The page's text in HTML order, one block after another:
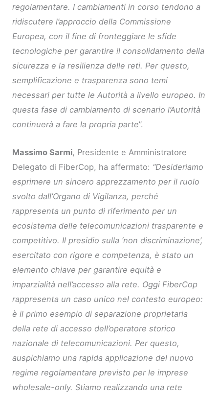
regolamentare. I cambiamenti in corso tendono a
ridiscutere l’approccio della Commissione
Europea, con il fine di fronteggiare le sfide
tecnologiche per garantire il consolidamento della
sicurezza e la resilienza delle reti. Per questo,
semplificazione e trasparenza sono temi
necessari per tutte le Autorità a livello europeo. In
questa fase di cambiamento di scenario l’Autorità
continuerà a fare la propria parte”.
Massimo Sarmi, Presidente e Amministratore
Delegato di FiberCop, ha affermato: “Desideriamo
esprimere un sincero apprezzamento per il ruolo
svolto dall’Organo di Vigilanza, perché
rappresenta un punto di riferimento per un
ecosistema delle telecomunicazioni trasparente e
competitivo. Il presidio sulla ‘non discriminazione’,
esercitato con rigore e competenza, è stato un
elemento chiave per garantire equità e
imparzialità nell’accesso alla rete. Oggi FiberCop
rappresenta un caso unico nel contesto europeo:
è il primo esempio di separazione proprietaria
della rete di accesso dell’operatore storico
nazionale di telecomunicazioni. Per questo,
auspichiamo una rapida applicazione del nuovo
regime regolamentare previsto per le imprese
wholesale-only. Stiamo realizzando una rete